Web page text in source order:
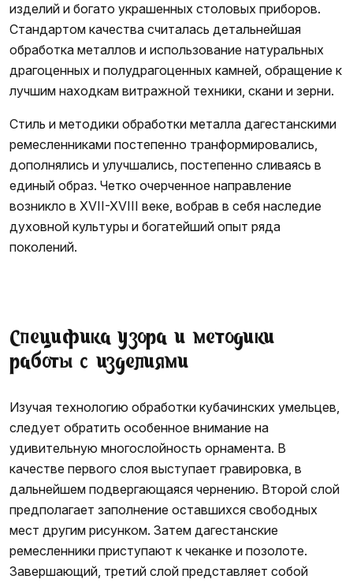
изделий и богато украшенных столовых приборов.
Стандартом качества считалась детальнейшая
обработка металлов и использование натуральных
драгоценных и полудрагоценных камней, обращение к
лучшим находкам витражной техники, скани и зерни.
Стиль и методики обработки металла дагестанскими
ремесленниками постепенно транформировались,
дополнялись и улучшались, постепенно сливаясь в
единый образ. Четко очерченное направление
возникло в XVII-XVIII веке, вобрав в себя наследие
духовной культуры и богатейший опыт ряда
поколений.
Специфика узора и методики
работы с изделиями
Изучая технологию обработки кубачинских умельцев,
следует обратить особенное внимание на
удивительную многослойность орнамента. В
качестве первого слоя выступает гравировка, в
дальнейшем подвергающаяся чернению. Второй слой
предполагает заполнение оставшихся свободных
мест другим рисунком. Затем дагестанские
ремесленники приступают к чеканке и позолоте.
Завершающий, третий слой представляет собой